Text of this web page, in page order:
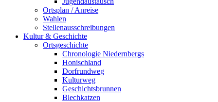
Ortsplan / Anreise
Wahlen
Stellenausschreibungen
Kultur & Geschichte
Ortsgeschichte
Chronologie Niedernbergs
Honischland
Dorfrundweg
Kulturweg
Geschichtsbrunnen
Blechkatzen